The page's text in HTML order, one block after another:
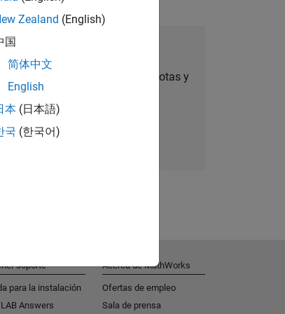
a Talent Network
empleo personalizadas, anécdotas y
sobre la empresa.
Súmese hoy mismo
Zealand (English)
国
简体中文
English
本 (日本語)
국 (한국어)
soporte
para la instalación
Answers
Acerca de MathWorks
Ofertas de empleo
Sala de prensa